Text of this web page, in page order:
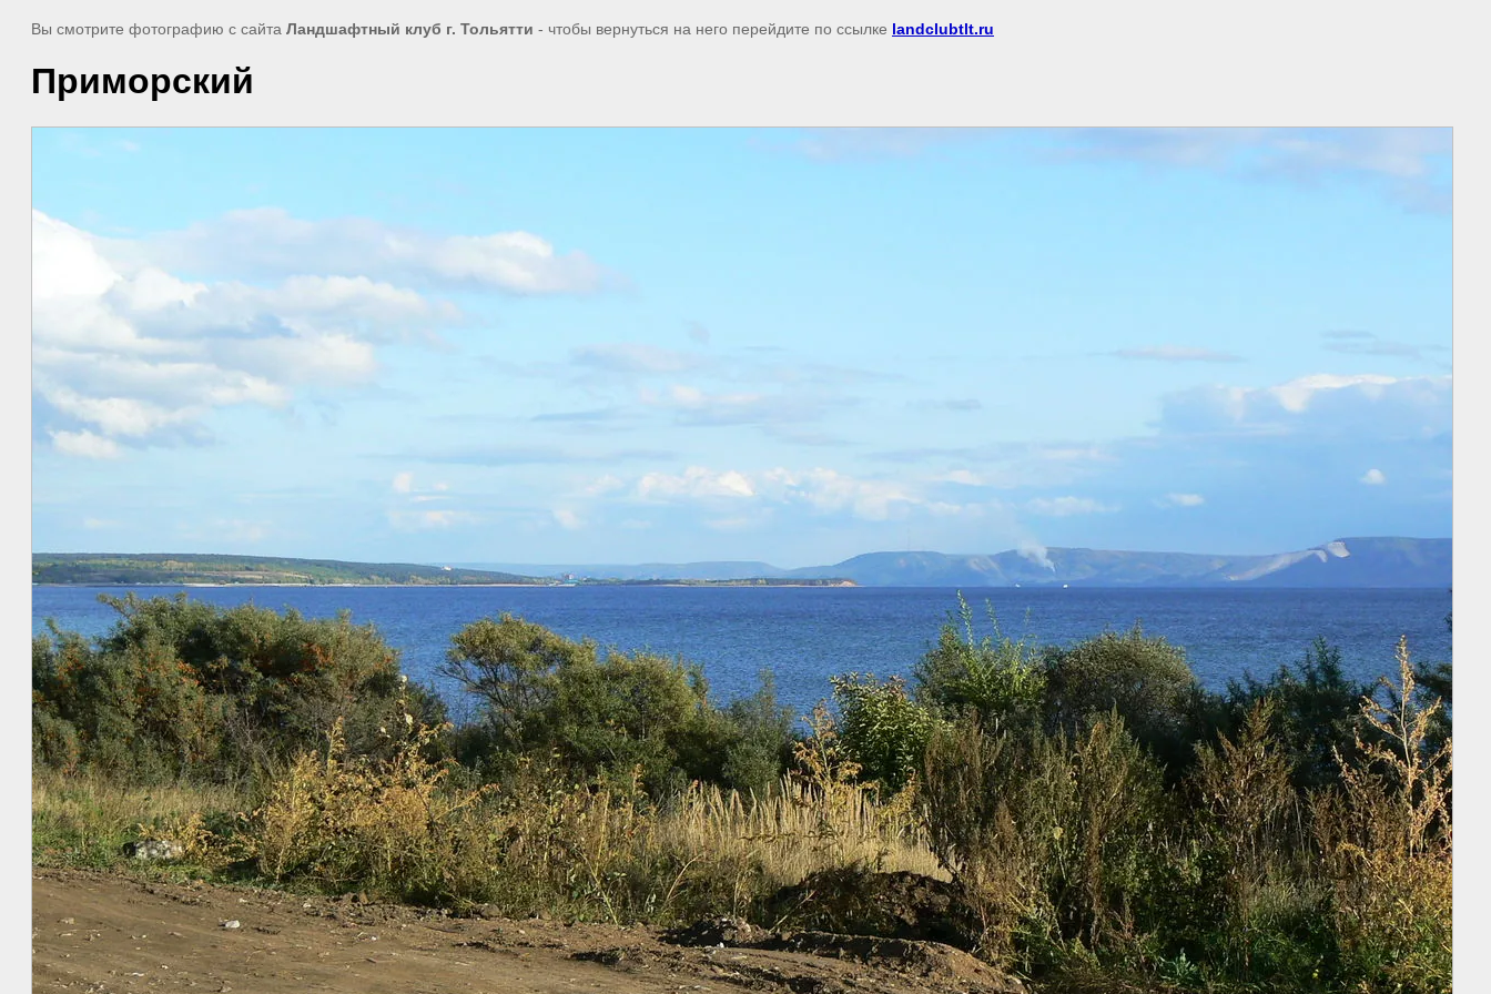
Вы смотрите фотографию с сайта Ландшафтный клуб г. Тольятти - чтобы вернуться на него перейдите по ссылке landclubtlt.ru
Приморский